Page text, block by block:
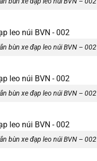
bùn xe đạp leo núi BVN – 002
bùn xe đạp leo núi BVN – 002
bùn xe đạp leo núi BVN – 002